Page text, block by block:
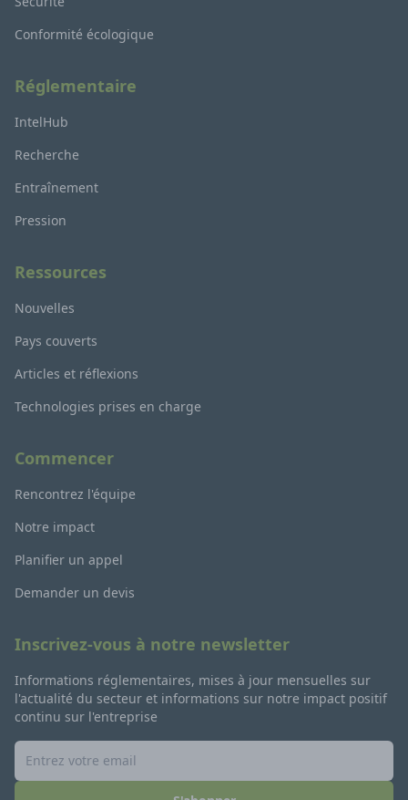
Conformité écologique
Réglementaire
IntelHub
Recherche
Entraînement
Pression
Ressources
Nouvelles
Pays couverts
Articles et réflexions
Technologies prises en charge
Commencer
Rencontrez l'équipe
Notre impact
Planifier un appel
Demander un devis
Inscrivez-vous à notre newsletter
Informations réglementaires, mises à jour mensuelles sur
l'actualité du secteur et informations sur notre impact positif
continu sur l'entreprise